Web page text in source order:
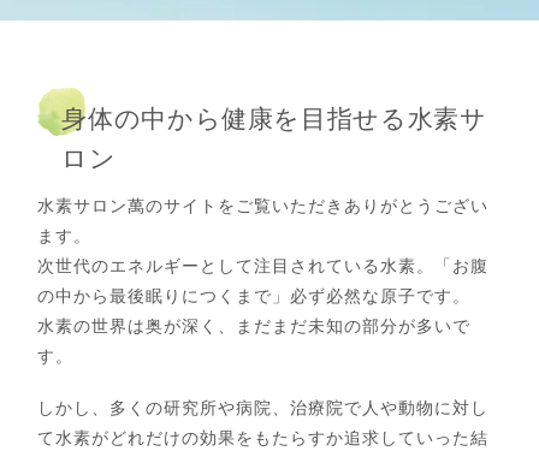
身体の中から健康を目指せる水素サ
ロン
水素サロン萬のサイトをご覧いただきありがとうござい
ます。
次世代のエネルギーとして注目されている水素。「お腹
の中から最後眠りにつくまで」必ず必然な原子です。
水素の世界は奥が深く、まだまだ未知の部分が多いで
す。
しかし、多くの研究所や病院、治療院で人や動物に対し
て水素がどれだけの効果をもたらすか追求していった結